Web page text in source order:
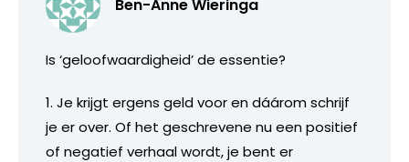
Ben-Anne Wieringa
Is ‘geloofwaardigheid’ de essentie?
1. Je krijgt ergens geld voor en dáárom schrijf
je er over. Of het geschrevene nu een positief
of negatief verhaal wordt, je bent er